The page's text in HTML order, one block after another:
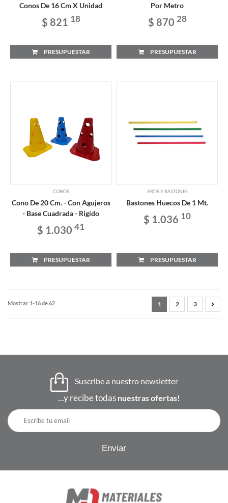
Conos De 16 Cm X Unidad
$ 821 18
PRESUPUESTAR
Por Metro
$ 870 28
PRESUPUESTAR
CONOS
Cono De 20 Cm. - Con Agujeros
- Base Cuadrada - Rigido
$ 1.030 41
PRESUPUESTAR
AROS Y BASTONES
Bastones Huecos De 1 Mt.
$ 1.036 10
PRESUPUESTAR
Mostrar 1-16 de 62 1 2 3
Suscribe a nuestro newsletter
...y recibe todas nuestras ofertas!